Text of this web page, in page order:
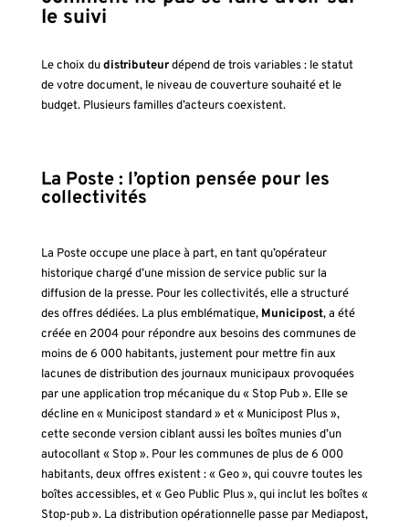
le suivi
Le choix dudistributeurdépend de trois variables : le statut
de votre document, le niveau de couverture souhaité et le
budget. Plusieurs familles d’acteurs coexistent.
La Poste : l’option pensée pour les
collectivités
La Poste occupe une place à part, en tant qu’opérateur
historique chargé d’une mission de service public sur la
diffusion de la presse. Pour les collectivités, elle a structuré
des offres dédiées. La plus emblématique, Municipost, a été
créée en 2004 pour répondre aux besoins des communes de
moins de 6 000 habitants, justement pour mettre fin aux
lacunes de distribution des journaux municipaux provoquées
par une application trop mécanique du « Stop Pub ». Elle se
décline en « Municipost standard » et « Municipost Plus »,
cette seconde version ciblant aussi les boîtes munies d’un
autocollant « Stop ». Pour les communes de plus de 6 000
habitants, deux offres existent : « Geo », qui couvre toutes les
boîtes accessibles, et « Geo Public Plus », qui inclut les boîtes «
Stop-pub ». La distribution opérationnelle passe par Mediapost,